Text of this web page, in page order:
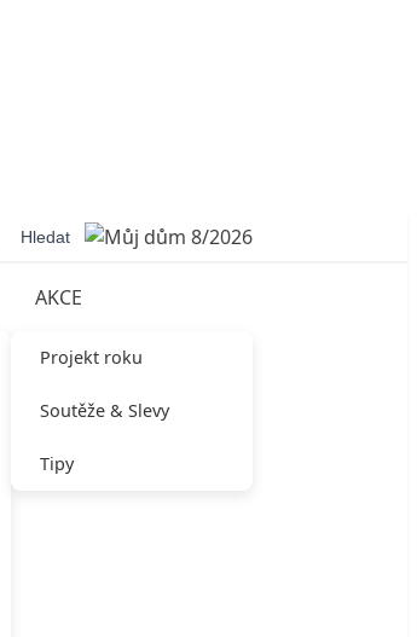
AKCE
Projekt roku
Soutěže & Slevy
Tipy